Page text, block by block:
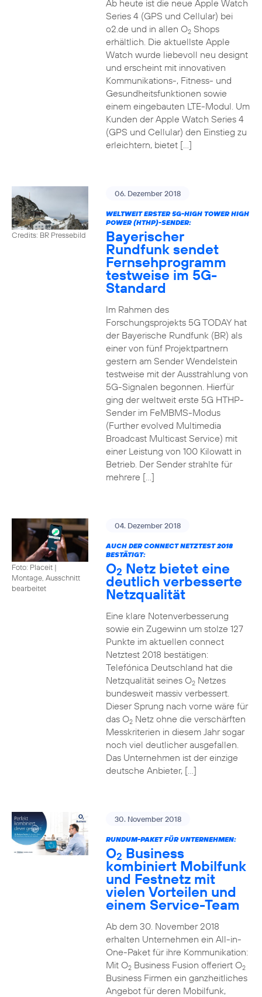
Ab heute ist die neue Apple Watch
Series 4 (GPS und Cellular) bei
o2.de und in allen O2Shops
erhältlich. Die aktuellste Apple
Watch wurde liebevoll neu designt
und erscheint mit innovativen
Kommunikations-, Fitness- und
Gesundheitsfunktionen sowie
einem eingebauten LTE-Modul. Um
Kunden der Apple Watch Series 4
(GPS und Cellular) den Einstieg zu
erleichtern, bietet […]
Credits: BR Pressebild
06. Dezember 2018
WELTWEIT ERSTER 5G-HIGH TOWER HIGH
POWER (HTHP)-SENDER:
Bayerischer
Rundfunk sendet
Fernsehprogramm
testweise im 5G-
Standard
Im Rahmen des
Forschungsprojekts 5G TODAY hat
der Bayerische Rundfunk (BR) als
einer von fünf Projektpartnern
gestern am Sender Wendelstein
testweise mit der Ausstrahlung von
5G-Signalen begonnen. Hierfür
ging der weltweit erste 5G HTHP-
Sender im FeMBMS-Modus
(Further evolved Multimedia
Broadcast Multicast Service) mit
einer Leistung von 100 Kilowatt in
Betrieb. Der Sender strahlte für
mehrere […]
Foto: Placeit |
Montage, Ausschnitt
bearbeitet
04. Dezember 2018
AUCH DER CONNECT NETZTEST 2018
BESTÄTIGT:
O2 Netz bietet eine
deutlich verbesserte
Netzqualität
Eine klare Notenverbesserung
sowie ein Zugewinn um stolze 127
Punkte im aktuellen connect
Netztest 2018 bestätigen:
Telefónica Deutschland hat die
Netzqualität seines O2Netzes
bundesweit massiv verbessert.
Dieser Sprung nach vorne wäre für
das O2Netz ohne die verschärften
Messkriterien in diesem Jahr sogar
noch viel deutlicher ausgefallen.
Das Unternehmen ist der einzige
deutsche Anbieter, […]
30. November 2018
RUNDUM-PAKET FÜR UNTERNEHMEN:
O2 Business
kombiniert Mobilfunk
und Festnetz mit
vielen Vorteilen und
einem Service-Team
Ab dem 30. November 2018
erhalten Unternehmen ein All-in-
One-Paket für ihre Kommunikation:
Mit O2Business Fusion offeriert O2
Business Firmen ein ganzheitliches
Angebot für deren Mobilfunk,